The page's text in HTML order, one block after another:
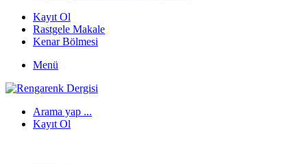
Kayıt Ol
Rastgele Makale
Kenar Bölmesi
Menü
Arama yap ...
Kayıt Ol